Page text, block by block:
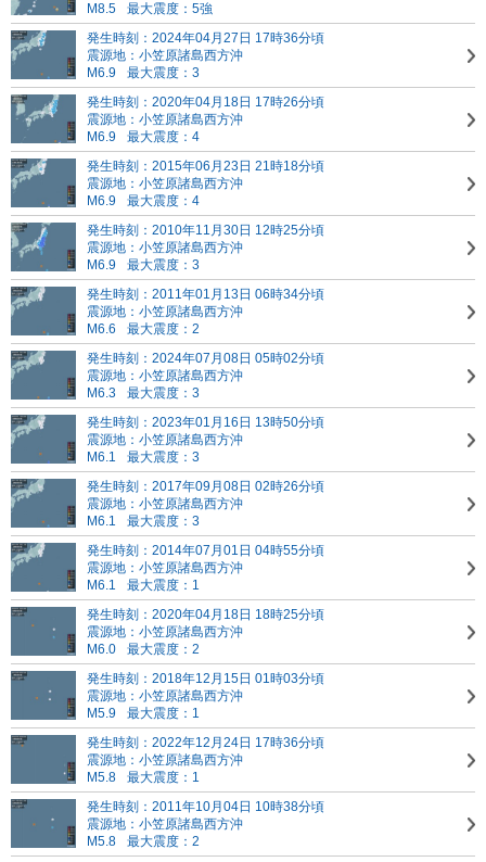
M8.5
最大震度：5強
発生時刻：2024年04月27日 17時36分頃
震源地：小笠原諸島西方沖
M6.9
最大震度：3
発生時刻：2020年04月18日 17時26分頃
震源地：小笠原諸島西方沖
M6.9
最大震度：4
発生時刻：2015年06月23日 21時18分頃
震源地：小笠原諸島西方沖
M6.9
最大震度：4
発生時刻：2010年11月30日 12時25分頃
震源地：小笠原諸島西方沖
M6.9
最大震度：3
発生時刻：2011年01月13日 06時34分頃
震源地：小笠原諸島西方沖
M6.6
最大震度：2
発生時刻：2024年07月08日 05時02分頃
震源地：小笠原諸島西方沖
M6.3
最大震度：3
発生時刻：2023年01月16日 13時50分頃
震源地：小笠原諸島西方沖
M6.1
最大震度：3
発生時刻：2017年09月08日 02時26分頃
震源地：小笠原諸島西方沖
M6.1
最大震度：3
発生時刻：2014年07月01日 04時55分頃
震源地：小笠原諸島西方沖
M6.1
最大震度：1
発生時刻：2020年04月18日 18時25分頃
震源地：小笠原諸島西方沖
M6.0
最大震度：2
発生時刻：2018年12月15日 01時03分頃
震源地：小笠原諸島西方沖
M5.9
最大震度：1
発生時刻：2022年12月24日 17時36分頃
震源地：小笠原諸島西方沖
M5.8
最大震度：1
発生時刻：2011年10月04日 10時38分頃
震源地：小笠原諸島西方沖
M5.8
最大震度：2